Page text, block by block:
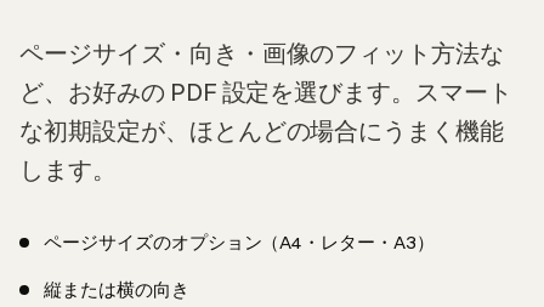
ページサイズ・向き・画像のフィット方法な
ど、お好みの PDF 設定を選びます。スマート
な初期設定が、ほとんどの場合にうまく機能
します。
ページサイズのオプション（A4・レター・A3）
縦または横の向き